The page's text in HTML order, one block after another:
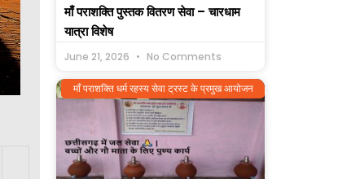
माँ पराशक्ति पुस्तक वितरण सेवा – चारधाम
यात्रा विशेष
June 21, 2026 No Comments
माँ पराशक्ति धर्म रहस्य सेवा ट्रस्ट के प्रमुख आयोजन